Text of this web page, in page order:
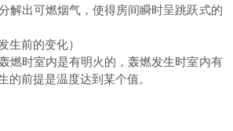
解出可燃烟气，使得房间瞬时呈跳跃式的
生前的变化）
燃时室内是有明火的，轰燃发生时室内有
的前提是温度达到某个值。